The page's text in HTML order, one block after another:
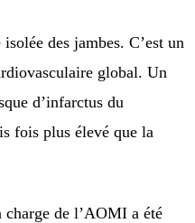
des jambes. C’est un
global. Un
d’infarctus du
fois plus élevé que la
charge de l’AOMI a été